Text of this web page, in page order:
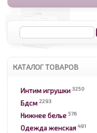
КАТАЛОГ ТОВАРОВ
Интим игрушки 3250
Бдсм 2293
Нижнее белье 576
Одежда женская 491